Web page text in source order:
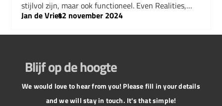
stijlvol zijn, maar ook functioneel. Even Realities,…
Jan de Vries
–
12 november 2024
Blijf op de hoogte
We would love to hear from you! Please fill in your details
and we will stay in touch. It's that simple!